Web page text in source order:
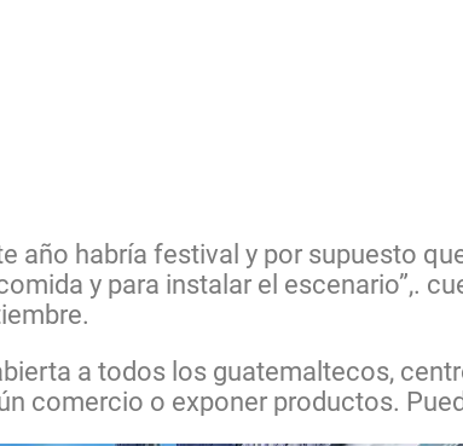
año habría festival y por supuesto
y para instalar el escenario”,.
a todos los guatemaltecos,
comercio o exponer productos.